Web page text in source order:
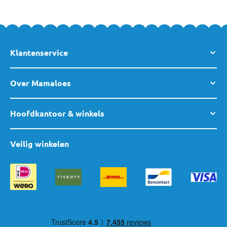
Klantenservice
Over Mamaloes
Hoofdkantoor & winkels
Veilig winkelen